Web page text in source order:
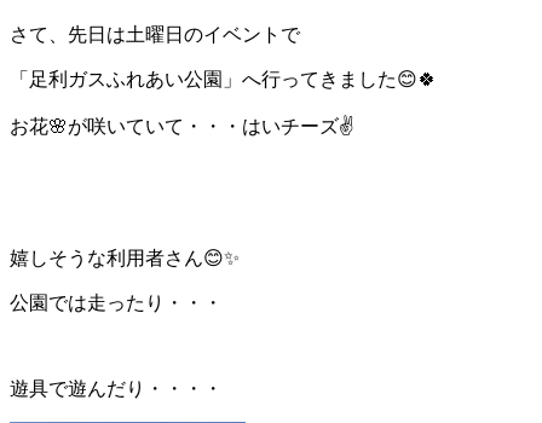
さて、先日は土曜日のイベントで
「足利ガスふれあい公園」へ行ってきました😊🍀
お花🌸が咲いていて・・・はいチーズ✌
嬉しそうな利用者さん😊✨
公園では走ったり・・・
遊具で遊んだり・・・・